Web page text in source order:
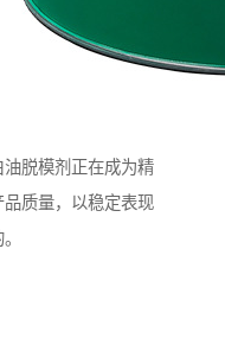
脱模剂正在成为精
质量，以稳定表现